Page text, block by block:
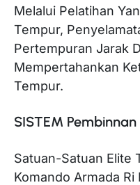
Melalui Pelatihan
Tempur,
Pertempuran Jarak
Mempertahankan
Tempur.
SISTEM
Satuan-Satuan Elite
Komando Armada Ri